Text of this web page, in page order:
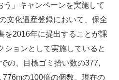
う」キャンペーンを実施して
文化遺産登録において、保全
を2016年に提出することが課
ションとして実施していると
の、目標ゴミ拾い数の377,
の100倍の個数。現在の